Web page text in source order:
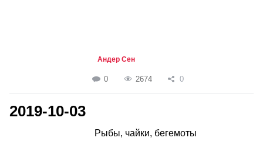
Андер Сен
0 2674 0
2019-10-03
Рыбы, чайки, бегемоты